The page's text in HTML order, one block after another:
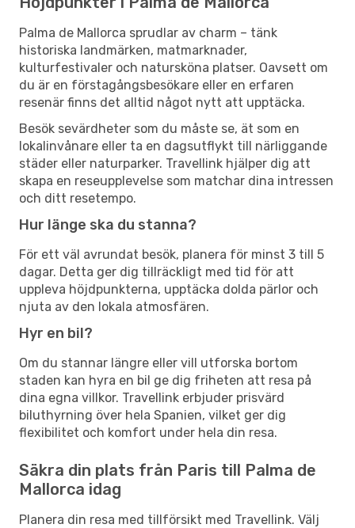
Palma de Mallorca sprudlar av charm – tänk
historiska landmärken, matmarknader,
kulturfestivaler och natursköna platser. Oavsett om
du är en förstagångsbesökare eller en erfaren
resenär finns det alltid något nytt att upptäcka.
Besök sevärdheter som du måste se, ät som en
lokalinvånare eller ta en dagsutflykt till närliggande
städer eller naturparker. Travellink hjälper dig att
skapa en reseupplevelse som matchar dina intressen
och ditt resetempo.
Hur länge ska du stanna?
För ett väl avrundat besök, planera för minst 3 till 5
dagar. Detta ger dig tillräckligt med tid för att
uppleva höjdpunkterna, upptäcka dolda pärlor och
njuta av den lokala atmosfären.
Hyr en bil?
Om du stannar längre eller vill utforska bortom
staden kan hyra en bil ge dig friheten att resa på
dina egna villkor. Travellink erbjuder prisvärd
biluthyrning över hela Spanien, vilket ger dig
flexibilitet och komfort under hela din resa.
Säkra din plats från Paris till Palma de
Mallorca idag
Planera din resa med tillförsikt med Travellink. Välj